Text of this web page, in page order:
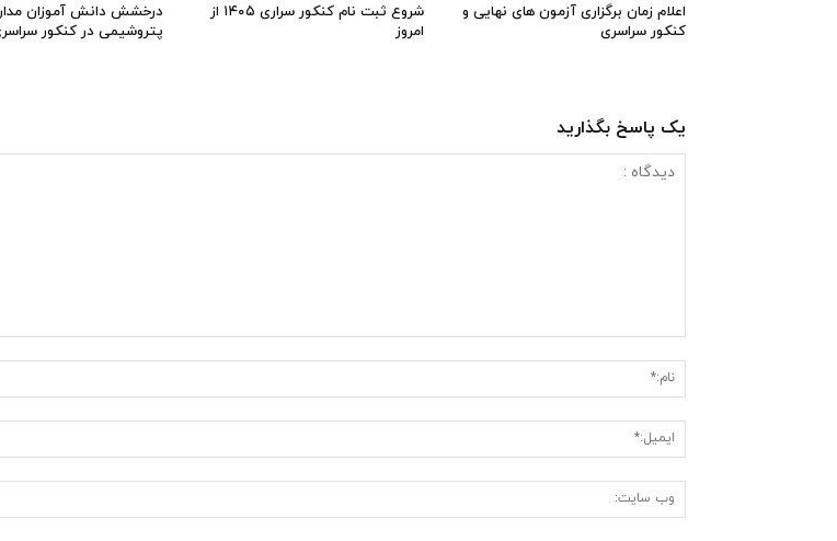
اعلام زمان برگزاری آزمون های نهایی و
کنکور سراسری
شروع ثبت نام کنکور سراری ۱۴۰۵ از
امروز
درخشش دانش آموزان
پتروشیمی در کنکور
یک پاسخ بگذارید